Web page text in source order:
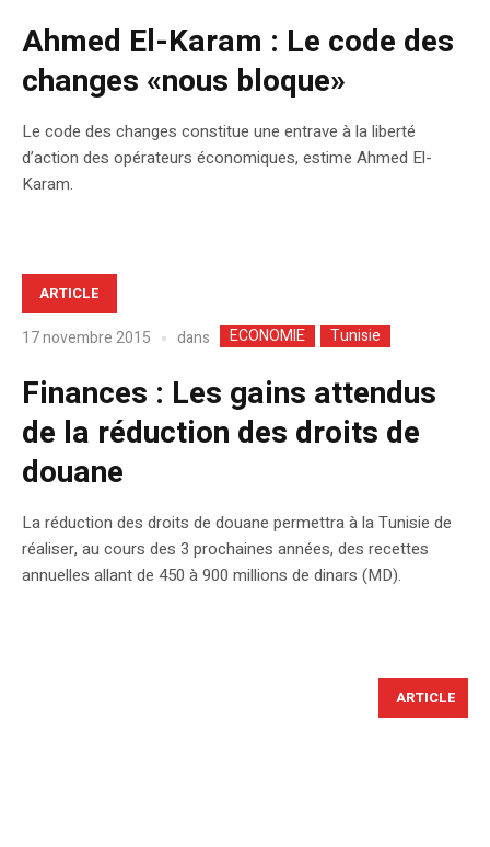
Ahmed El-Karam : Le code des
changes «nous bloque»
Le code des changes constitue une entrave à la liberté
d’action des opérateurs économiques, estime Ahmed El-
Karam.
ARTICLE
17 novembre 2015 dans ECONOMIE Tunisie
Finances : Les gains attendus
de la réduction des droits de
douane
La réduction des droits de douane permettra à la Tunisie de
réaliser, au cours des 3 prochaines années, des recettes
annuelles allant de 450 à 900 millions de dinars (MD).
ARTICLE